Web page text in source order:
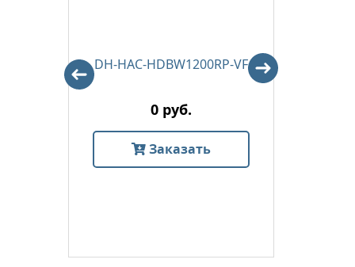
DH-HAC-HDBW1200RP-VF
0 руб.
Заказать